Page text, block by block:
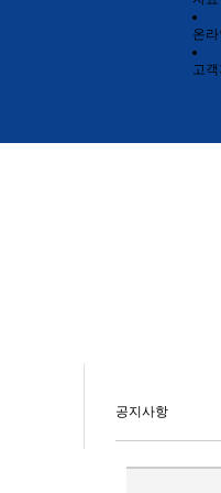
온라
고객
공지사항